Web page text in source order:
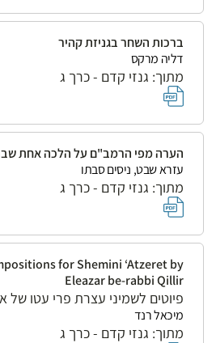
ברכות השחר בגניזת קהיר
דליה מרקס
מתוך: גנזי קדם - כרך ג
הערה מפי הרמב"ם על הלכה אחת
עזרא שבט, ניסים סבתו
מתוך: גנזי קדם - כרך ג
for Shemini ‘Atzeret by
Eleazar be-rabbi Qillir
פיוטים לשמיני עצרת פרי עטו של
מיכאל רנד
מתוך: גנזי קדם - כרך ג